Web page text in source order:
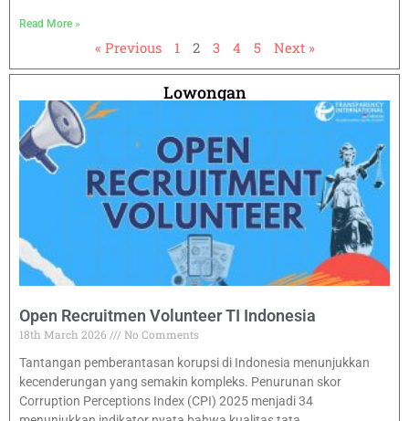
Read More »
« Previous 1 2 3 4 5 Next »
Lowongan
Open Recruitmen Volunteer TI Indonesia
18th March 2026
No Comments
Tantangan pemberantasan korupsi di Indonesia menunjukkan
kecenderungan yang semakin kompleks. Penurunan skor
Corruption Perceptions Index (CPI) 2025 menjadi 34